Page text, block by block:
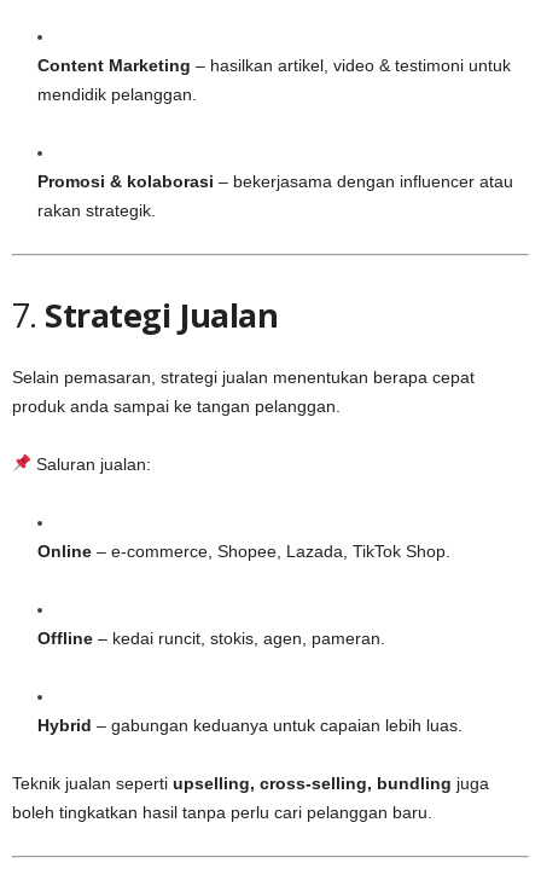
Content Marketing – hasilkan artikel, video & testimoni untuk
mendidik pelanggan.
Promosi & kolaborasi – bekerjasama dengan influencer atau
rakan strategik.
7. Strategi Jualan
Selain pemasaran, strategi jualan menentukan berapa cepat
produk anda sampai ke tangan pelanggan.
Saluran jualan:
Online – e-commerce, Shopee, Lazada, TikTok Shop.
Offline – kedai runcit, stokis, agen, pameran.
Hybrid – gabungan keduanya untuk capaian lebih luas.
Teknik jualan seperti upselling, cross-selling, bundling juga
boleh tingkatkan hasil tanpa perlu cari pelanggan baru.